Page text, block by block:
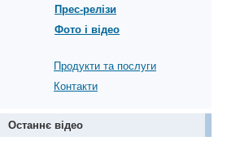
Прес-релізи
Фото і відео
Продукти та послуги
Контакти
Останнє відео